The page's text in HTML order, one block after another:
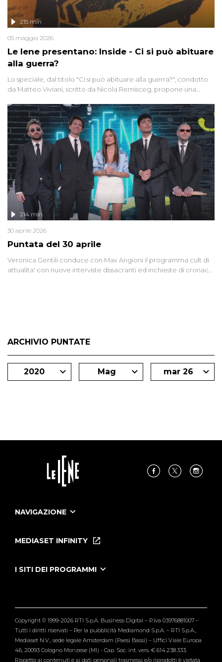
Le Iene presentano: Inside - Ci si può abituare
alla guerra?
215 min
05 maggio 2026
Lo speciale, dal titolo "Ci si può abituare alla guerra?", condotto
da Matteo Viviani, scritto da Nicola Remisceg, propone una
di settore - su quanto la guerra sia diventata una realtà pervasiva.
Anche se l'Italia non è direttamente coinvolta in conflitti armati, il
contesto globale rende impossibile considerarla un fenomeno
lontano.
Puntata del 30 aprile
214 min
30 aprile 2026
Veronica Gentili conduce con Max Angioni il programma cult di
attualita' con nuove interviste dissacranti ed inchieste di cronaca
ARCHIVIO PUNTATE
2020 Mag mar 26
NAVIGAZIONE
Le Iene Presentano Inside
Tutti i servizi
MEDIASET INFINITY
I SITI DEI PROGRAMMI
Verissimo
Copyright © 1999-2026 RTI S.p.A. Business Digital – P.Iva 03976881007 –
Tutti i diritti riservati – Per la pubblicità Mediamond S.p.A. – RTI S.p.A.,
Mediaset N.V., sede legale Amsterdam (Paesi Bassi) – Uffici Viale Europa
46, 20093 Cologno Monzese (MI) - Cap. Soc. int. vers. € 614.238.333.
Rispetto ai contenuti e ai dati personali trasmessi e/o riprodotti è vietata